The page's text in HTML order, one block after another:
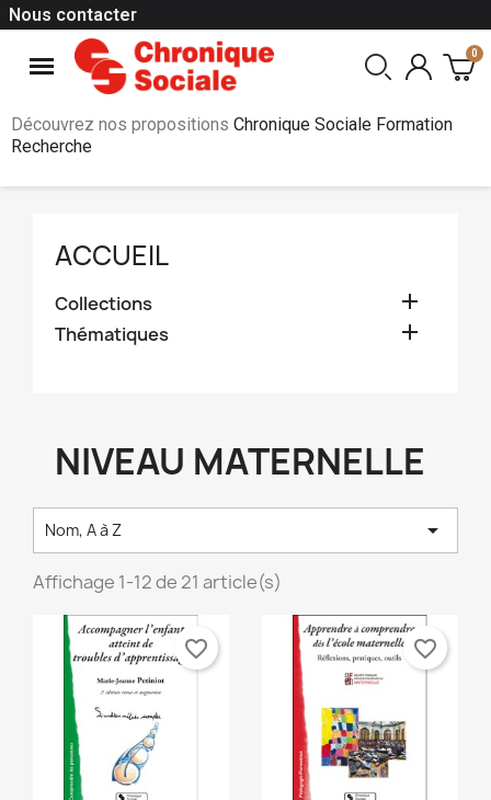
Nous contacter
Découvrez nos propositions Chronique Sociale Formation
Recherche
ACCUEIL
Collections 
Thématiques 
NIVEAU MATERNELLE
Nom, A à Z 
Affichage 1-12 de 21 article(s)
favorite_border favorite_border